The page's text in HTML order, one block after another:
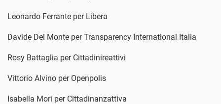
Leonardo Ferrante per Libera
Davide Del Monte per Transparency International Italia
Rosy Battaglia per Cittadinireattivi
Vittorio Alvino per Openpolis
Isabella Mori per Cittadinanzattiva